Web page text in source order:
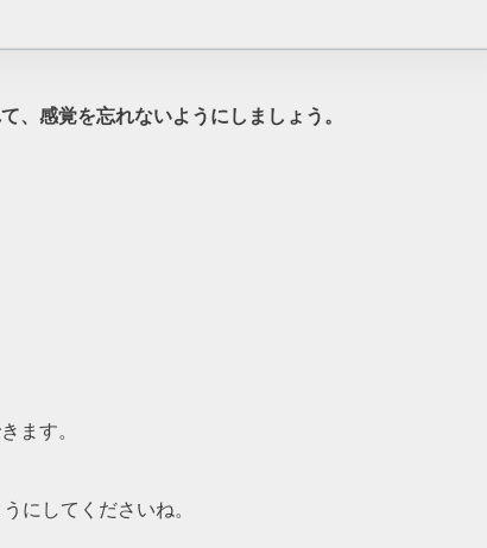
、感覚を忘れないようにしましょう。
ます。
にしてくださいね。